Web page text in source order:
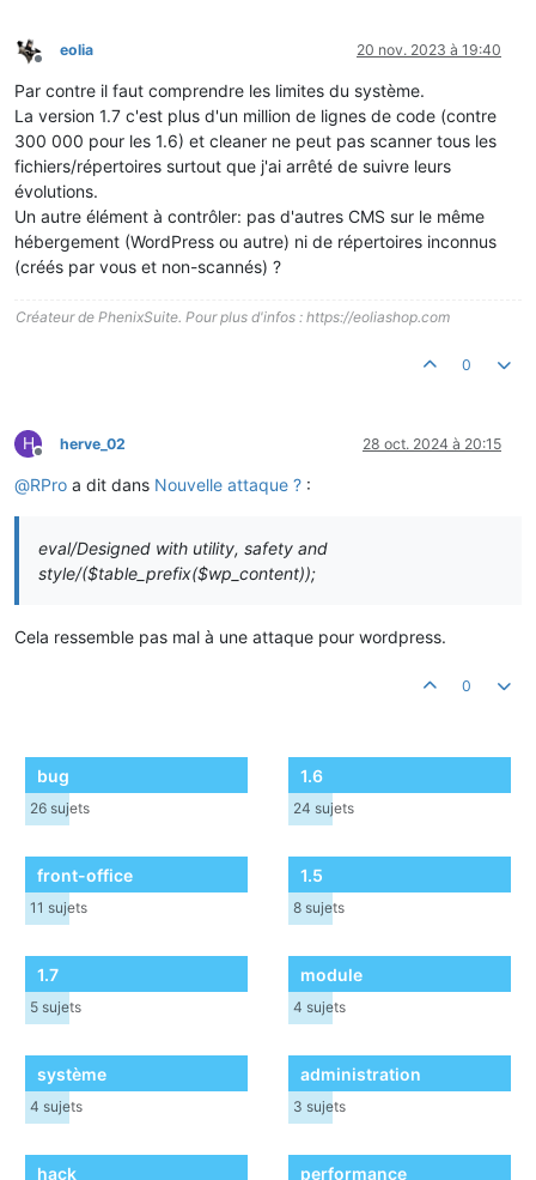
Hors-ligne
eolia 20 nov. 2023 à 19:40
Par contre il faut comprendre les limites du système.
La version 1.7 c'est plus d'un million de lignes de code (contre
300 000 pour les 1.6) et cleaner ne peut pas scanner tous les
fichiers/répertoires surtout que j'ai arrêté de suivre leurs
évolutions.
Un autre élément à contrôler: pas d'autres CMS sur le même
hébergement (WordPress ou autre) ni de répertoires inconnus
(créés par vous et non-scannés) ?
Créateur de PhenixSuite. Pour plus d'infos : https://eoliashop.com
0
H
Hors-ligne
herve_02 28 oct. 2024 à 20:15
@RPro a dit dans Nouvelle attaque ? :
eval/Designed with utility, safety and
style/($table_prefix($wp_content));
Cela ressemble pas mal à une attaque pour wordpress.
0
bug
26 sujets
1.6
24 sujets
front-office
11 sujets
1.5
8 sujets
1.7
5 sujets
module
4 sujets
système
4 sujets
administration
3 sujets
hack performance